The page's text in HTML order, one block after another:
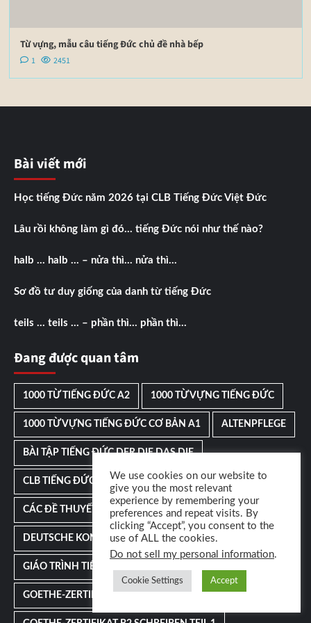
Từ vựng, mẫu câu tiếng Đức chủ đề nhà bếp
1 2451
Bài viết mới
Học tiếng Đức năm 2026 tại CLB Tiếng Đức Việt Đức
Lâu rồi không làm gì đó… tiếng Đức nói như thế nào?
halb … halb … – nửa thì… nửa thì…
Sơ đồ tư duy giống của danh từ tiếng Đức
teils … teils … – phần thì… phần thì…
Đang được quan tâm
1000 TỪ TIẾNG ĐỨC A2 1000 TỪ VỰNG TIẾNG ĐỨC
1000 TỪ VỰNG TIẾNG ĐỨC CƠ BẢN A1 ALTENPFLEGE
BÀI TẬP TIẾNG ĐỨC DER DIE DAS DIE
CLB TIẾNG ĐỨC VIỆT ĐỨC
CÁC ĐỀ THUYẾT TRÌNH TIẾNG ĐỨC B1
DEUTSCHE KONNEKTOREN FLASHCARD TIẾNG ĐỨC
GIÁO TRÌNH TIẾNG ĐỨC
GOETHE-ZERTIFIKAT B2 SCHREIBEN
We use cookies on our website to
give you the most relevant
experience by remembering your
preferences and repeat visits. By
clicking “Accept”, you consent to the
use of ALL the cookies.
Do not sell my personal information.
Cookie Settings Accept